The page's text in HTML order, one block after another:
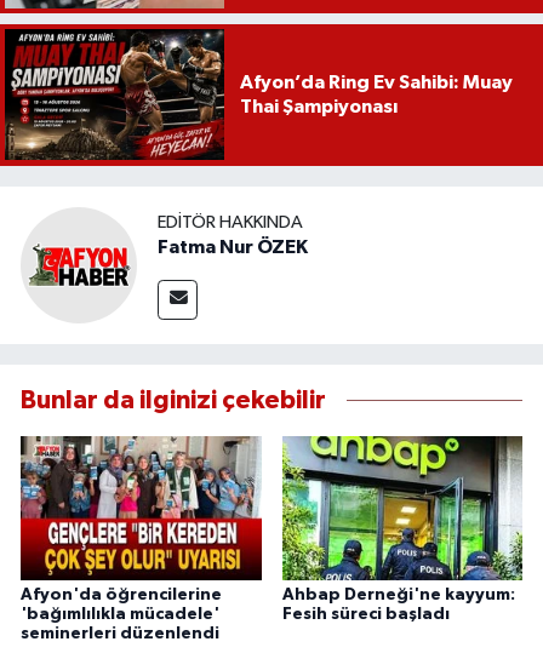
Afyon’da Ring Ev Sahibi: Muay
Thai Şampiyonası
EDITÖR HAKKINDA
Fatma Nur ÖZEK
Bunlar da ilginizi çekebilir
Afyon'da öğrencilerine
'bağımlılıkla mücadele'
seminerleri düzenlendi
Ahbap Derneği'ne kayyum:
Fesih süreci başladı